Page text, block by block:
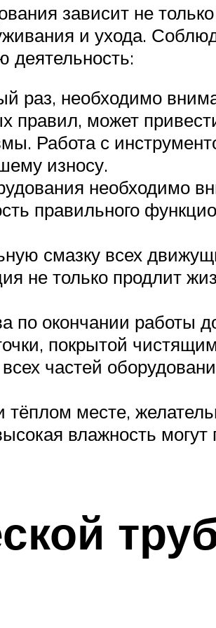
зависит не
и ухода.
деятельность:
раз, необходимо
правил, может
Работа с
износу.
необходимо
правильного
смазку всех
не только продлит
по окончании работы
покрытой
частей
месте,
влажность могут